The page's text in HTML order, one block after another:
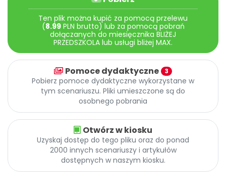
Archiwalne numery
Pomoc
Promocje
Ten plik można kupić za pomocą przelewu
(8.99PLN brutto) lub za pomocą pobrań
dołączanych do miesięcznika BLIŻEJ
PRZEDSZKOLA lub usługi bliżej MAX.
Pomoce dydaktyczne 3
Pobierz pomoce dydaktyczne wykorzystane w
tym scenariuszu. Pliki umieszczone są do
osobnego pobrania
Otwórz w kiosku
Uzyskaj dostęp do tego pliku oraz do ponad
2000 innych scenariuszy i artykułów
dostępnych w naszym kiosku.